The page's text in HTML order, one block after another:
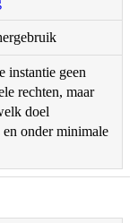
instantie geen
rechten, maar
doel
onder minimale